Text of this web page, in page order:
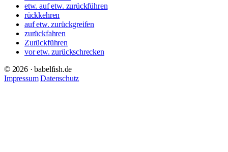
etw. auf etw. zurückführen
rückkehren
auf etw. zurückgreifen
zurückfahren
Zurückführen
vor etw. zurückschrecken
© 2026 · babelfish.de
Impressum Datenschutz